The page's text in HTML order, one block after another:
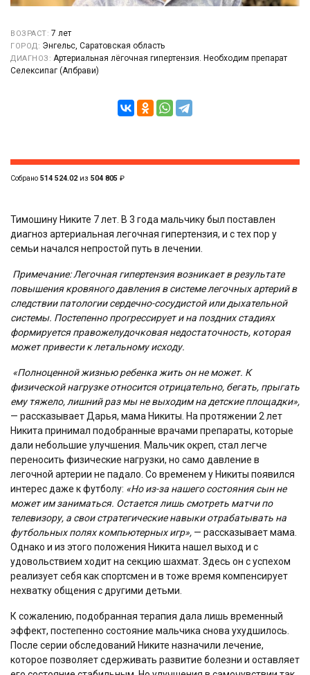
ВОЗРАСТ: 7 лет
ГОРОД: Энгельс, Саратовская область
ДИАГНОЗ: Артериальная лёгочная гипертензия. Необходим препарат
Селексипаг (Апбрави)
Собрано 514 524.02из 504 805 ₽
Тимошину Никите 7 лет. В 3 года мальчику был поставлен
диагноз артериальная легочная гипертензия, и с тех пор у
семьи начался непростой путь в лечении.
Примечание: Легочная гипертензия возникает в результате
повышения кровяного давления в системе легочных артерий в
следствии патологии сердечно-сосудистой или дыхательной
системы. Постепенно прогрессирует и на поздних стадиях
формируется правожелудочковая недостаточность, которая
может привести к летальному исходу.
«Полноценной жизнью ребенка жить он не может. К
физической нагрузке относится отрицательно, бегать, прыгать
ему тяжело, лишний раз мы не выходим на детские площадки»,
— рассказывает Дарья, мама Никиты. На протяжении 2 лет
Никита принимал подобранные врачами препараты, которые
дали небольшие улучшения. Мальчик окреп, стал легче
переносить физические нагрузки, но само давление в
легочной артерии не падало. Со временем у Никиты появился
интерес даже к футболу: «Но из-за нашего состояния сын не
может им заниматься. Остается лишь смотреть матчи по
телевизору, а свои стратегические навыки отрабатывать на
футбольных полях компьютерных игр», — рассказывает мама.
Однако и из этого положения Никита нашел выход и с
удовольствием ходит на секцию шахмат. Здесь он с успехом
реализует себя как спортсмен и в тоже время компенсирует
нехватку общения с другими детьми.
К сожалению, подобранная терапия дала лишь временный
эффект, постепенно состояние мальчика снова ухудшилось.
После серии обследований Никите назначили лечение,
которое позволяет сдерживать развитие болезни и оставляет